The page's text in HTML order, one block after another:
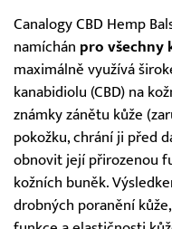
Canalogy CBD Hemp
namíchán pro všechny
maximálně využívá
kanabidiolu (CBD) na
známky zánětu kůže
pokožku, chrání ji před
obnovit její přirozenou
kožních buněk.
drobných poranění